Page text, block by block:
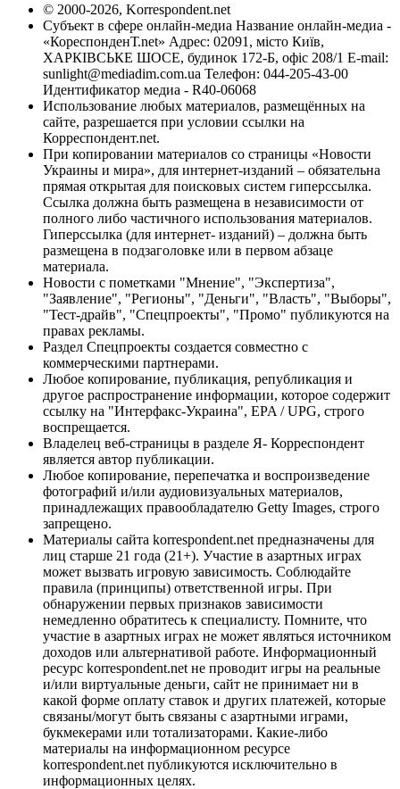
© 2000-2026, Korrespondent.net
Субъект в сфере онлайн-медиа Название онлайн-медиа -
«КореспонденТ.net» Адрес: 02091, місто Київ,
ХАРКІВСЬКЕ ШОСЕ, будинок 172-Б, офіс 208/1 E-mail:
sunlight@mediadim.com.ua Телефон: 044-205-43-00
Идентификатор медиа - R40-06068
Использование любых материалов, размещённых на
сайте, разрешается при условии ссылки на
Корреспондент.net.
При копировании материалов со страницы «Новости
Украины и мира», для интернет-изданий – обязательна
прямая открытая для поисковых систем гиперссылка.
Ссылка должна быть размещена в независимости от
полного либо частичного использования материалов.
Гиперссылка (для интернет- изданий) – должна быть
размещена в подзаголовке или в первом абзаце
материала.
Новости с пометками "Мнение", "Экспертиза",
"Заявление", "Регионы", "Деньги", "Власть", "Выборы",
"Тест-драйв", "Спецпроекты", "Промо" публикуются на
правах рекламы.
Раздел Спецпроекты создается совместно с
коммерческими партнерами.
Любое копирование, публикация, републикация и
другое распространение информации, которое содержит
ссылку на "Интерфакс-Украина", EPA / UPG, строго
воспрещается.
Владелец веб-страницы в разделе Я- Корреспондент
является автор публикации.
Любое копирование, перепечатка и воспроизведение
фотографий и/или аудиовизуальных материалов,
принадлежащих правообладателю Getty Images, строго
запрещено.
Материалы сайта korrespondent.net предназначены для
лиц старше 21 года (21+). Участие в азартных играх
может вызвать игровую зависимость. Соблюдайте
правила (принципы) ответственной игры. При
обнаружении первых признаков зависимости
немедленно обратитесь к специалисту. Помните, что
участие в азартных играх не может являться источником
доходов или альтернативой работе. Информационный
ресурс korrespondent.net не проводит игры на реальные
и/или виртуальные деньги, сайт не принимает ни в
какой форме оплату ставок и других платежей, которые
связаны/могут быть связаны с азартными играми,
букмекерами или тотализаторами. Какие-либо
материалы на информационном ресурсе
korrespondent.net публикуются исключительно в
информационных целях.